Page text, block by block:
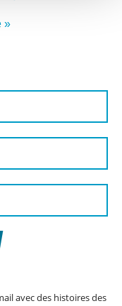
»
avec des histoires des